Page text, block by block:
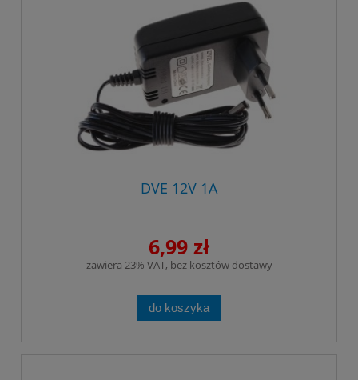
DVE 12V 1A
6,99 zł
zawiera 23% VAT, bez kosztów dostawy
do koszyka